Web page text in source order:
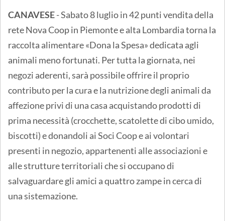
CANAVESE- Sabato 8 luglio in 42 punti vendita della
rete Nova Coop in Piemonte e alta Lombardia torna la
raccolta alimentare «Dona la Spesa» dedicata agli
animali meno fortunati. Per tutta la giornata, nei
negozi aderenti, sarà possibile offrire il proprio
contributo per la cura e la nutrizione degli animali da
affezione privi di una casa acquistando prodotti di
prima necessità (crocchette, scatolette di cibo umido,
biscotti) e donandoli ai Soci Coop e ai volontari
presenti in negozio, appartenenti alle associazioni e
alle strutture territoriali che si occupano di
salvaguardare gli amici a quattro zampe in cerca di
una sistemazione.